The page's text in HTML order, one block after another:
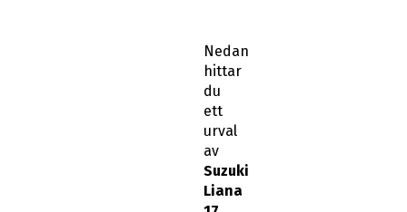
Nedan
hittar
du
ett
urval
av
Suzuki
Liana